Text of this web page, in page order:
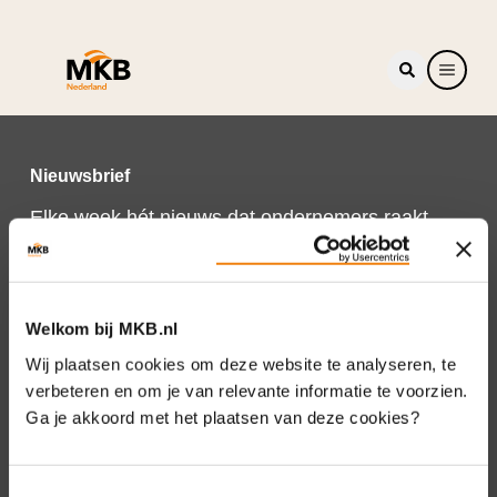
Welkom bij MKB.nl
Wij plaatsen cookies om deze website te analyseren, te
verbeteren en om je van relevante informatie te voorzien.
Ga je akkoord met het plaatsen van deze cookies?
Nieuwsbrief
Elke week hét nieuws dat ondernemers raakt.
Schrijf je nu in voor de MKB-Nederland
nieuwsbrief.
Schrijf je in
Direct naar
Over ons